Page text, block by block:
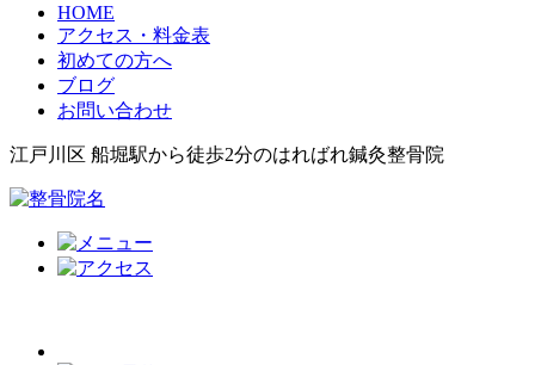
HOME
アクセス・料金表
初めての方へ
ブログ
お問い合わせ
江戸川区 船堀駅から徒歩2分のはればれ鍼灸整骨院